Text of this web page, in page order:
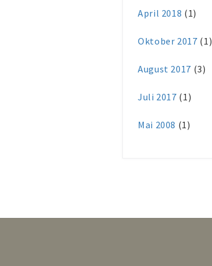
April 2018 (1)
Oktober 2017 (1)
August 2017 (3)
Juli 2017 (1)
Mai 2008 (1)